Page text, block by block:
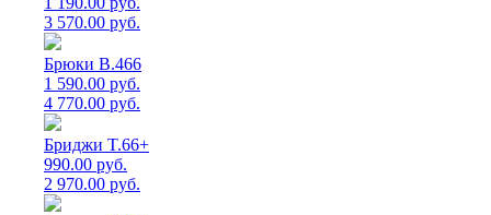
3 570.00 руб.
Брюки B.466
1 590.00 руб.
4 770.00 руб.
Бриджи T.66+
990.00 руб.
2 970.00 руб.